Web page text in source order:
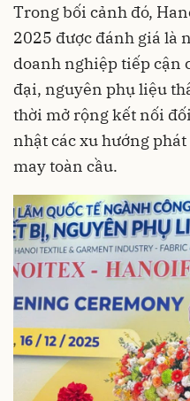
Trong bối cảnh đó,
2025 được đánh giá là
doanh nghiệp tiếp cận
đại, nguyên phụ liệu
thời mở rộng kết nối
nhật các xu hướng
may toàn cầu.